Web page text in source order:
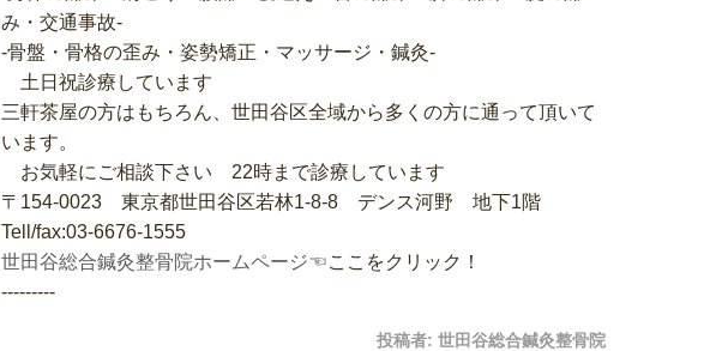
み・交通事故‐
‐骨盤・骨格の歪み・姿勢矯正・マッサージ・鍼灸‐
土日祝診療しています
三軒茶屋の方はもちろん、世田谷区全域から多くの方に通って頂いて
います。
お気軽にご相談下さい 22時まで診療しています
〒154-0023 東京都世田谷区若林1-8-8 デンス河野 地下1階
Tell/fax:03-6676-1555
世田谷総合鍼灸整骨院ホームページ☜ここをクリック！
---------
投稿者: 世田谷総合鍼灸整骨院